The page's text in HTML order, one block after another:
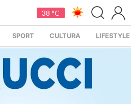
38 °C
SPORT CULTURA LIFESTYLE